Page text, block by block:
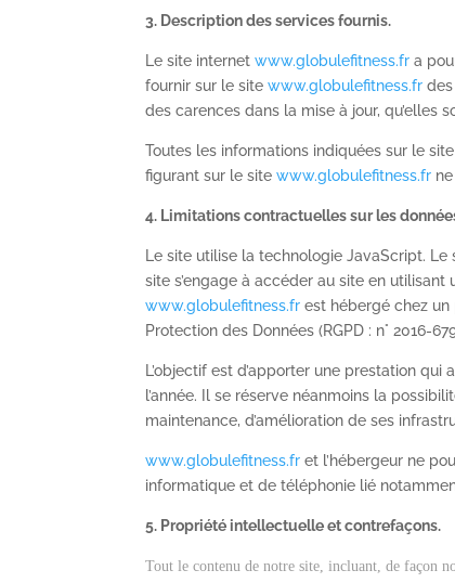
3. Description des services fournis.
Le site internetwww.globulefitness.fr a
fournir sur le sitewww.globulefitness.fr
des carences dans la mise à jour, qu’elles
Toutes les informations indiquées sur le
figurant sur le sitewww.globulefitness.fr
4. Limitations contractuelles sur les
Le site utilise la technologie JavaScript.
site s’engage à accéder au site en
www.globulefitness.fr est hébergé chez un
Protection des Données (RGPD : n° 2016-
L’objectif est d’apporter une prestation
l’année. Il se réserve néanmoins la
maintenance, d’amélioration de ses
www.globulefitness.fr et l’hébergeur ne
informatique et de téléphonie lié
5. Propriété intellectuelle et contrefaçons.
Tout le contenu de notre site, incluant, de façon